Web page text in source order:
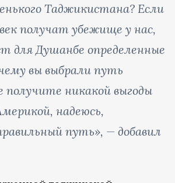
Таджикистана? Если
получат убежище у нас,
для Душанбе определенные
вы выбрали путь
получите никакой выгоды
надеюсь,
путь», — добавил